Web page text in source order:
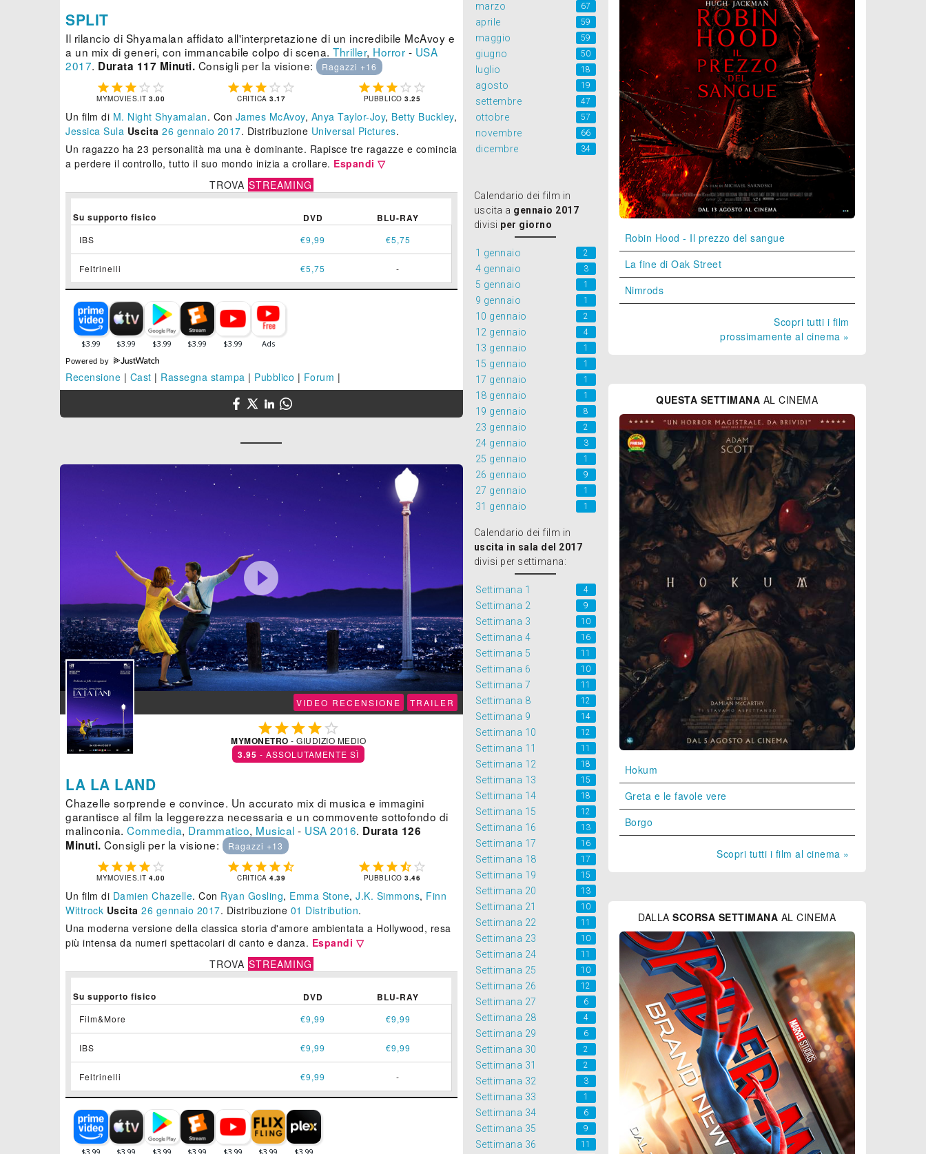
SPLIT
Il rilancio di Shyamalan affidato all'interpretazione di un incredibile McAvoy e
a un mix di generi, con immancabile colpo di scena. Thriller, Horror - USA
2017. Durata 117 Minuti. Consigli per la visione: Ragazzi +16
    
MYMOVIES.IT3.00
    
CRITICA3.17
    
PUBBLICO3.25
Un film di M. Night Shyamalan. Con James McAvoy, Anya Taylor-Joy, Betty Buckley,
Jessica Sula Uscita 26 gennaio 2017. Distribuzione Universal Pictures.
Un ragazzo ha 23 personalità ma una è dominante. Rapisce tre ragazze e comincia
a perdere il controllo, tutto il suo mondo inizia a crollare. Espandi ▽
TROVA STREAMING
Su supporto fisico DVD BLU-RAY
IBS €9,99 €5,75
Feltrinelli €5,75 -
Powered by
Recensione | Cast | Rassegna stampa | Pubblico | Forum |

VIDEO RECENSIONE TRAILER
 
MYMONETRO - GIUDIZIO MEDIO
3.95 - ASSOLUTAMENTE SÌ
LA LA LAND
Chazelle sorprende e convince. Un accurato mix di musica e immagini
garantisce al film la leggerezza necessaria e un commovente sottofondo di
malinconia. Commedia, Drammatico, Musical - USA 2016. Durata 126
Minuti. Consigli per la visione: Ragazzi +13
    
MYMOVIES.IT4.00
    
CRITICA4.39
    
PUBBLICO3.46
Un film di Damien Chazelle. Con Ryan Gosling, Emma Stone, J.K. Simmons, Finn
Wittrock Uscita 26 gennaio 2017. Distribuzione 01 Distribution.
Una moderna versione della classica storia d'amore ambientata a Hollywood, resa
più intensa da numeri spettacolari di canto e danza. Espandi ▽
TROVA STREAMING
Su supporto fisico DVD BLU-RAY
Film&More €9,99 €9,99
IBS €9,99 €9,99
Feltrinelli €9,99 -
marzo 67
aprile 59
maggio 59
giugno 50
luglio 18
agosto 19
settembre 47
ottobre 57
novembre 66
dicembre 34
Calendario dei film in
uscita a gennaio 2017
divisi per giorno
1 gennaio 2
4 gennaio 3
5 gennaio 1
9 gennaio 1
10 gennaio 2
12 gennaio 4
13 gennaio 1
15 gennaio 1
17 gennaio 1
18 gennaio 1
19 gennaio 8
23 gennaio 2
24 gennaio 3
25 gennaio 1
26 gennaio 9
27 gennaio 1
31 gennaio 1
Calendario dei film in
uscita in sala del 2017
divisi per settimana:
Settimana 1 4
Settimana 2 9
Settimana 3 10
Settimana 4 16
Settimana 5 11
Settimana 6 10
Settimana 7 11
Settimana 8 12
Settimana 9 14
Settimana 10 12
Settimana 11 11
Settimana 12 18
Settimana 13 15
Settimana 14 18
Settimana 15 12
Settimana 16 13
Settimana 17 16
Settimana 18 17
Settimana 19 15
Settimana 20 13
Settimana 21 10
Settimana 22 11
Settimana 23 10
Settimana 24 11
Settimana 25 10
Settimana 26 12
Settimana 27 6
Settimana 28 4
Settimana 29 6
Settimana 30 2
Settimana 31 2
Settimana 32 3
Settimana 33 1
Settimana 34 6
Settimana 35 9
Settimana 36 11
Robin Hood - Il prezzo del sangue
La fine di Oak Street
Nimrods
Scopri tutti i film
prossimamente al cinema »
QUESTA SETTIMANA AL CINEMA
Hokum
Greta e le favole vere
Borgo
Scopri tutti i film al cinema »
DALLASCORSA SETTIMANA AL CINEMA